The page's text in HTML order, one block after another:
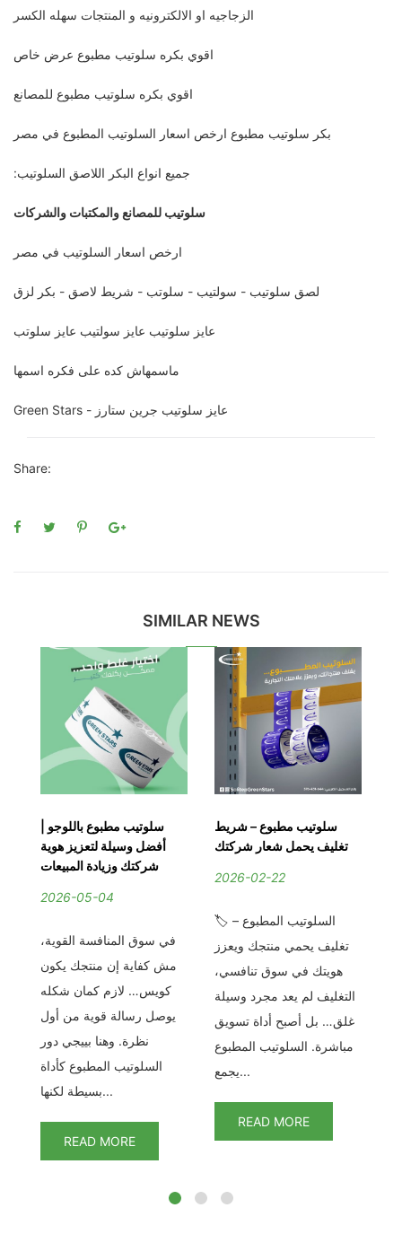
الزجاجيه او الالكترونيه و المنتجات سهله الكسر
اقوي بكره سلوتيب مطبوع عرض خاص
اقوي بكره سلوتيب مطبوع للمصانع
بكر سلوتيب مطبوع ارخص اسعار السلوتيب المطبوع في مصر
جميع انواع البكر اللاصق السلوتيب:
سلوتيب للمصانع والمكتبات والشركات
ارخص اسعار السلوتيب في مصر
لصق سلوتيب - سولتيب - سلوتب - شريط لاصق - بكر لزق
عايز سلوتيب عايز سولتيب عايز سلوتب
ماسمهاش كده على فكره اسمها
عايز سلوتيب جرين ستارز - Green Stars
Share:
SIMILAR NEWS
سلوتيب مطبوع باللوجو |
أفضل وسيلة لتعزيز هوية
شركتك وزيادة المبيعات
2026-05-04
في سوق المنافسة القوية،
مش كفاية إن منتجك يكون
كويس… لازم كمان شكله
يوصل رسالة قوية من أول
نظرة. وهنا بييجي دور
السلوتيب المطبوع كأداة
بسيطة لكنها...
READ MORE
سلوتيب مطبوع – شريط
تغليف يحمل شعار شركتك
2026-02-22
🏷️ السلوتيب المطبوع –
تغليف يحمي منتجك ويعزز
هويتك في سوق تنافسي،
التغليف لم يعد مجرد وسيلة
غلق… بل أصبح أداة تسويق
مباشرة. السلوتيب المطبوع
يجمع...
READ MORE